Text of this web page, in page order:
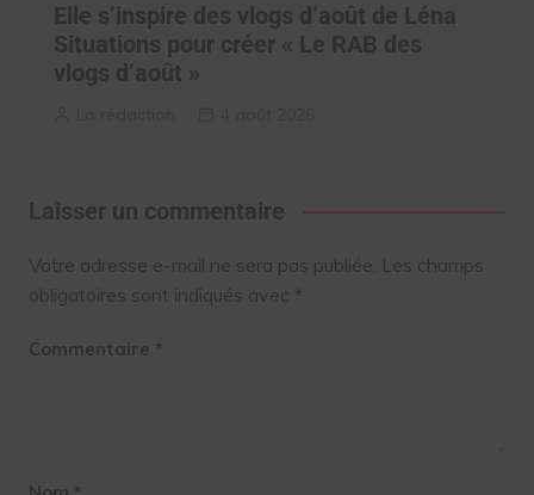
Elle s’inspire des vlogs d’août de Léna
Situations pour créer « Le RAB des
vlogs d’août »
Laisser un commentaire
Votre adresse e-mail ne sera pas publiée. Les champs
obligatoires sont indiqués avec *
Commentaire *